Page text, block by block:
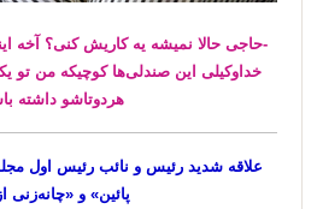
-حاجی حالا نمیشه یه کاریش کنی؟ آخه
خداوکیلی این صندلی‌ها کوچیکه من
هردوتاشو داشته
علاقه شدید رئیس و نائب رئیس اول
پائین» و «چانه‌زنی